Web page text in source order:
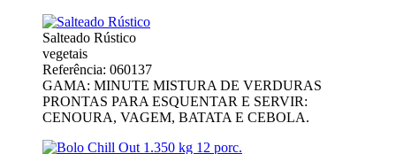
Salteado Rústico
vegetais
Referência: 060137
GAMA: MINUTE MISTURA DE VERDURAS
PRONTAS PARA ESQUENTAR E SERVIR:
CENOURA, VAGEM, BATATA E CEBOLA.